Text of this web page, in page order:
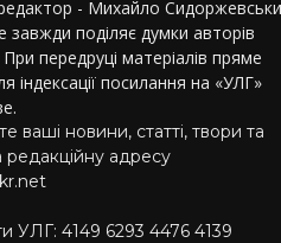
- Михайло
завжди поділяє думки авторів
При передруці матеріалів пряме
індексації посилання на «УЛГ»
ваші новини, статті, твори та
адресу
УЛГ: 4149 6293 4476 4139